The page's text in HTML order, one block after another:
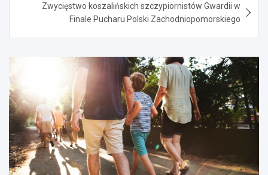
Zwycięstwo koszalińskich szczypiornistów Gwardii w
Finale Pucharu Polski Zachodniopomorskiego